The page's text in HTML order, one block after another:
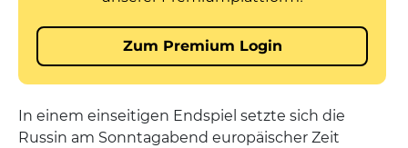
In einem einseitigen Endspiel setzte sich die
Russin am Sonntagabend europäischer Zeit